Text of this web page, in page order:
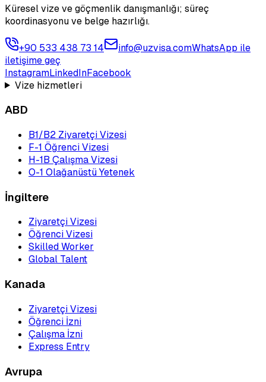
Küresel vize ve göçmenlik danışmanlığı; süreç
koordinasyonu ve belge hazırlığı.
+90 533 438 73 14 info@uzvisa.comWhatsApp ile
iletişime geç
InstagramLinkedInFacebook
Vize hizmetleri
ABD
B1/B2 Ziyaretçi Vizesi
F-1 Öğrenci Vizesi
H-1B Çalışma Vizesi
O-1 Olağanüstü Yetenek
İngiltere
Ziyaretçi Vizesi
Öğrenci Vizesi
Skilled Worker
Global Talent
Kanada
Ziyaretçi Vizesi
Öğrenci İzni
Çalışma İzni
Express Entry
Avrupa